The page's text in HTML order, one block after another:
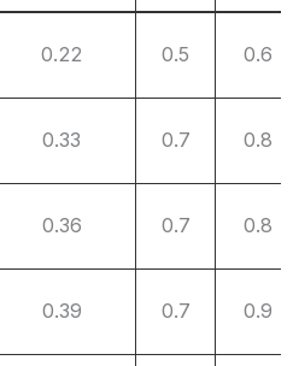
感量
单位（μH）
Resistance
直流电阻
0.22 0.5 0.6
0.33 0.7 0.8
0.36 0.7 0.8
0.39 0.7 0.9